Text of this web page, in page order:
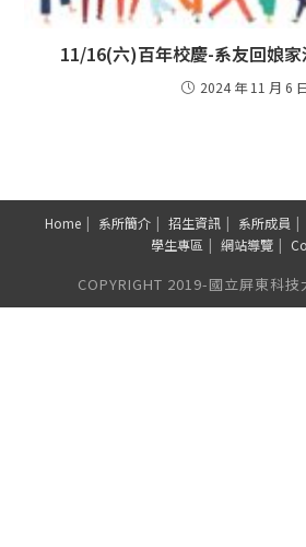
11/16(六)百年校慶-系友回娘
2024 年 11 月 6
Home 系所簡介 招生資訊 系所成員
學生專區
網站導覽
COPYRIGHT 2019-國立屏東科